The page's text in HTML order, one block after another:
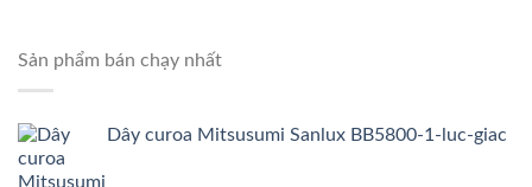
Sản phẩm bán chạy nhất
Dây curoa Mitsusumi Sanlux BB5800-1-luc-giac